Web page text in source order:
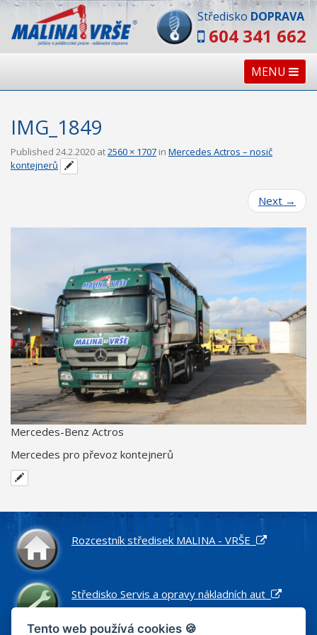
Středisko DOPRAVA
604 341 662
MENU
IMG_1849
Published 24.2.2020 at2560 × 1707 in Mercedes Actros – nosič
kontejnerů
Next →
Mercedes-Benz Actros
Mercedes pro převoz kontejnerů
Rozcestník středisek MALINA - VRŠE
Středisko Servis a opravy nákladních aut
Tento web používá cookies 🍪